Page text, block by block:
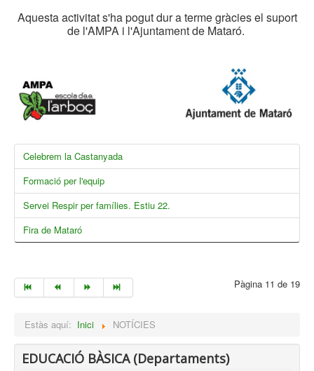
Aquesta activitat s'ha pogut dur a terme gràcies el suport
de l'AMPA i l'Ajuntament de Mataró.
Celebrem la Castanyada
Formació per l'equip
Servei Respir per famílies. Estiu 22.
Fira de Mataró
Pàgina 11 de 19
Estàs aquí: Inici NOTÍCIES
EDUCACIÓ BÀSICA (Departaments)